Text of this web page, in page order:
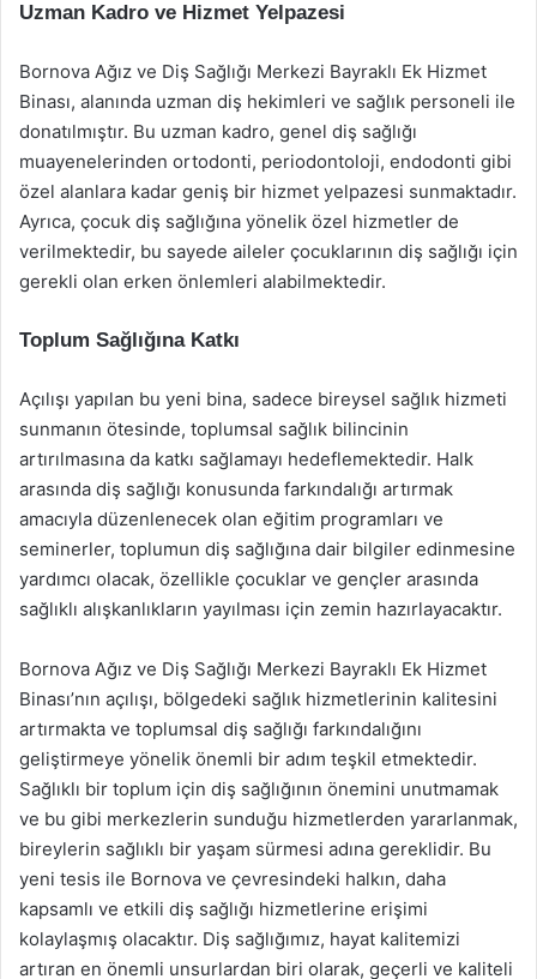
Uzman Kadro ve Hizmet Yelpazesi
Bornova Ağız ve Diş Sağlığı Merkezi Bayraklı Ek Hizmet
Binası, alanında uzman diş hekimleri ve sağlık personeli ile
donatılmıştır. Bu uzman kadro, genel diş sağlığı
muayenelerinden ortodonti, periodontoloji, endodonti gibi
özel alanlara kadar geniş bir hizmet yelpazesi sunmaktadır.
Ayrıca, çocuk diş sağlığına yönelik özel hizmetler de
verilmektedir, bu sayede aileler çocuklarının diş sağlığı için
gerekli olan erken önlemleri alabilmektedir.
Toplum Sağlığına Katkı
Açılışı yapılan bu yeni bina, sadece bireysel sağlık hizmeti
sunmanın ötesinde, toplumsal sağlık bilincinin
artırılmasına da katkı sağlamayı hedeflemektedir. Halk
arasında diş sağlığı konusunda farkındalığı artırmak
amacıyla düzenlenecek olan eğitim programları ve
seminerler, toplumun diş sağlığına dair bilgiler edinmesine
yardımcı olacak, özellikle çocuklar ve gençler arasında
sağlıklı alışkanlıkların yayılması için zemin hazırlayacaktır.
Bornova Ağız ve Diş Sağlığı Merkezi Bayraklı Ek Hizmet
Binası’nın açılışı, bölgedeki sağlık hizmetlerinin kalitesini
artırmakta ve toplumsal diş sağlığı farkındalığını
geliştirmeye yönelik önemli bir adım teşkil etmektedir.
Sağlıklı bir toplum için diş sağlığının önemini unutmamak
ve bu gibi merkezlerin sunduğu hizmetlerden yararlanmak,
bireylerin sağlıklı bir yaşam sürmesi adına gereklidir. Bu
yeni tesis ile Bornova ve çevresindeki halkın, daha
kapsamlı ve etkili diş sağlığı hizmetlerine erişimi
kolaylaşmış olacaktır. Diş sağlığımız, hayat kalitemizi
artıran en önemli unsurlardan biri olarak, geçerli ve kaliteli